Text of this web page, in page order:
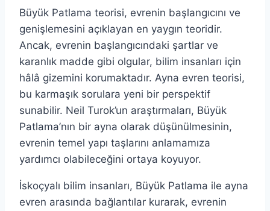
Büyük Patlama teorisi, evrenin başlangıcını ve
genişlemesini açıklayan en yaygın teoridir.
Ancak, evrenin başlangıcındaki şartlar ve
karanlık madde gibi olgular, bilim insanları için
hâlâ gizemini korumaktadır. Ayna evren teorisi,
bu karmaşık sorulara yeni bir perspektif
sunabilir. Neil Turok’un araştırmaları, Büyük
Patlama’nın bir ayna olarak düşünülmesinin,
evrenin temel yapı taşlarını anlamamıza
yardımcı olabileceğini ortaya koyuyor.
İskoçyalı bilim insanları, Büyük Patlama ile ayna
evren arasında bağlantılar kurarak, evrenin